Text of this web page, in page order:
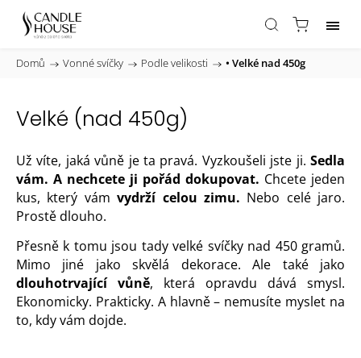
Domů / Vonné svíčky / Podle velikosti / • Velké nad 450g
Velké (nad 450g)
Už víte, jaká vůně je ta pravá. Vyzkoušeli jste ji. Sedla
vám. A nechcete ji pořád dokupovat. Chcete jeden
kus, který vámvydrží celou zimu. Nebo celé jaro.
Prostě dlouho.
Přesně k tomu jsou tady velké svíčky nad 450 gramů.
Mimo jiné jako skvělá dekorace. Ale také jako
dlouhotrvající vůně, která opravdu dává smysl.
Ekonomicky. Prakticky. A hlavně – nemusíte myslet na
to, kdy vám dojde.